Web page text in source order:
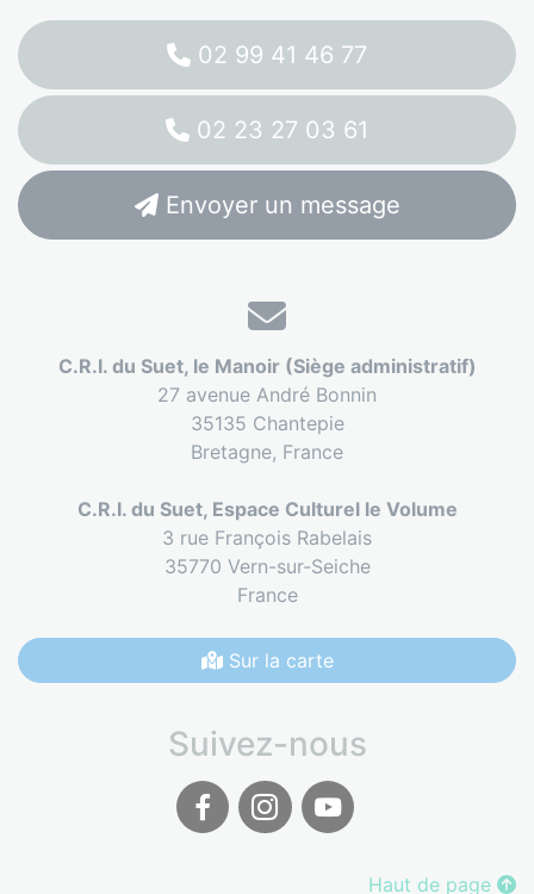
02 99 41 46 77
02 23 27 03 61
Envoyer un message
C.R.I. du Suet, le Manoir (Siège administratif)
27 avenue André Bonnin
35135 Chantepie
Bretagne, France
C.R.I. du Suet, Espace Culturel le Volume
3 rue François Rabelais
35770 Vern-sur-Seiche
France
Sur la carte
Suivez-nous
Haut de page